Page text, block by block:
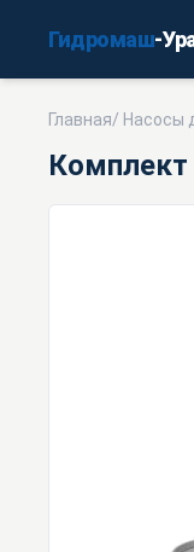
Гидромаш-
Главная/ Насосы
Комплект